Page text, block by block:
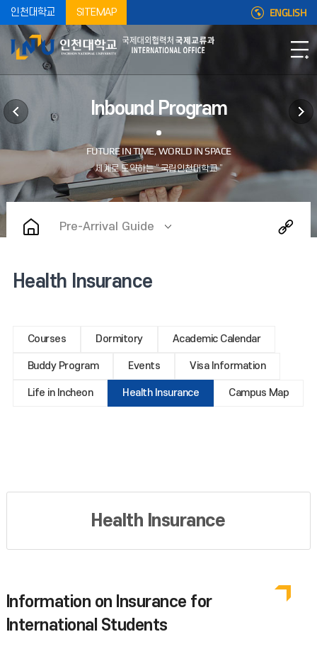
인천대학교 SITEMAP ENGLISH
Inbound Program
Pre-Arrival Guide
Health Insurance
Courses Dormitory Academic Calendar
Buddy Program Events Visa Information
Life in Incheon Health Insurance Campus Map
Health Insurance
Information on Insurance for
International Students